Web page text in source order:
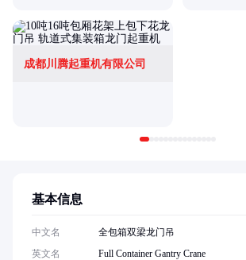
成都川腾起重机有限公司
基本信息
中文名
全包箱双梁龙门吊
英文名
Full Container Gantry Crane